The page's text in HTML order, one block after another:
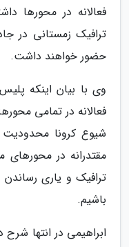
فعالانه در محورها
ترافیک زمستانی در
حضور خواهند داشت.
وی با بیان اینکه
فعالانه در تمامی
شیوع کرونا
مقتدرانه در محورهای
ترافیک و یاری رساندن
باشیم.
ابراهیمی در انتها شرح